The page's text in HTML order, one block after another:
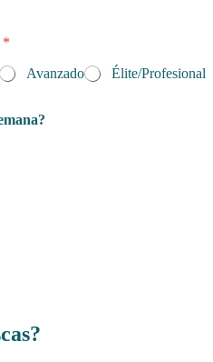
*
Avanzado Élite/Profesional